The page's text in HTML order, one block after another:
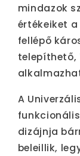
mindazok
értékeiket
fellépő
telepíthető,
A
dizájnja
beleillik,